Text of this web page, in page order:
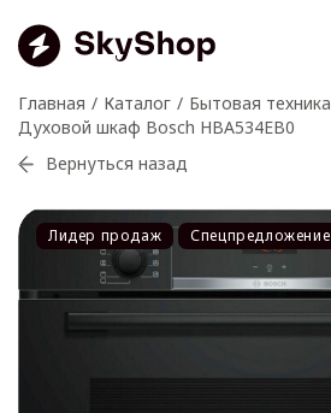
Главная Каталог Бытовая техника
Духовой шкаф Bosch HBA534EB0
Вернуться назад
Лидер продаж Спецпредложение